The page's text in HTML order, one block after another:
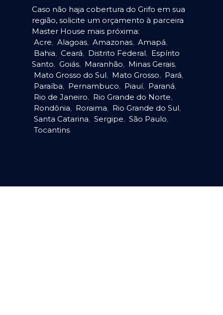
Caso não haja cobertura do Grifo em sua
região, solicite um orçamento à parceira
Master House mais próxima:
Acre, Alagoas, Amazonas, Amapá,
Bahia, Ceará, Distrito Federal, Espírito
Santo, Goiás, Maranhão, Minas Gerais,
Mato Grosso do Sul, Mato Grosso, Pará,
Paraíba, Pernambuco, Piauí, Paraná,
Rio de Janeiro, Rio Grande do Norte,
Rondônia, Roraima, Rio Grande do Sul,
Santa Catarina, Sergipe, São Paulo,
Tocantins.